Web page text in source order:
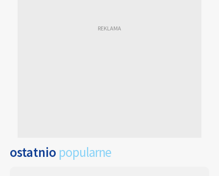
ostatnio popularne